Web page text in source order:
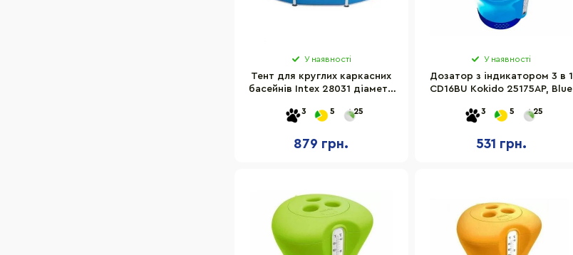
У наявності
Тент для круглих каркасних
басейнів Intex 28031 діаметр
3 5 25
879 грн.
У наявності
Дозатор з індикатором 3 в 1
CD16BU Kokido 25175AP, Blue
3 5 25
531 грн.